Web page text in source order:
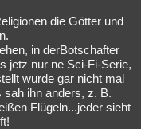
die Götter und
in derBotschafter
jetz nur ne Sci-Fi-Serie,
wurde gar nicht mal
sah ihn anders, z. B.
Flügeln...jeder sieht